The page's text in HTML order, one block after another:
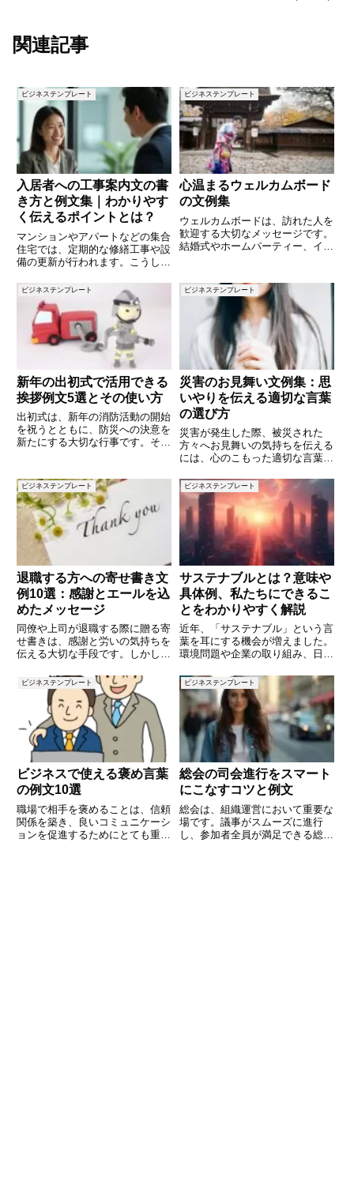
関連記事
ビジネステンプレート
入居者への工事案内文の書
き方と例文集｜わかりやす
く伝えるポイントとは？
マンションやアパートなどの集合
住宅では、定期的な修繕工事や設
備の更新が行われます。こうした
の案内は欠かせません。伝え方を
間違えるとトラブルの原因になる
こともあるため、丁寧かつ正確な
案内が必要です。この記事では、
ビジネステンプレート
心温まるウェルカムボード
の文例集
ウェルカムボードは、訪れた人を
歓迎する大切なメッセージです。
結婚式やホームパーティー、イベ
ーションに合わせて使えるウェル
カムボードの文例を紹介します。
心を込めてゲストを迎えるための
ビジネステンプレート
新年の出初式で活用できる
挨拶例文5選とその使い方
出初式は、新年の消防活動の開始
を祝うとともに、防災への決意を
新たにする大切な行事です。その
る重要な役割を担います。本記事
では、出初式で使用できる挨拶例
文を5つご紹介し、それぞれの正
ビジネステンプレート
災害のお見舞い文例集：思
いやりを伝える適切な言葉
の選び方
災害が発生した際、被災された
方々へお見舞いの気持ちを伝える
には、心のこもった適切な言葉が
えれば良いのか迷うこともあるで
しょう。この記事では、災害のお
見舞いをする際に役立つ文例を
10個ご紹介します。言葉の選び
方や
ビジネステンプレート
退職する方への寄せ書き文
例10選：感謝とエールを込
めたメッセージ
同僚や上司が退職する際に贈る寄
せ書きは、感謝と労いの気持ちを
伝える大切な手段です。しかし、
迷うこともあるでしょう。この記
事では、退職する方に贈る寄せ書
きの文例を10個ご紹介します。
心のこもったメッセージで、これ
ビジネステンプレート
サステナブルとは？意味や
具体例、私たちにできるこ
とをわかりやすく解説
近年、「サステナブル」という言
葉を耳にする機会が増えました。
環境問題や企業の取り組み、日常
択」が求められています。しか
し、「サステナブル」とは具体的
にどういう意味なのでしょうか？
また、私たちの生活にどのように
関
ビジネステンプレート
ビジネスで使える褒め言葉
の例文10選
職場で相手を褒めることは、信頼
関係を築き、良いコミュニケーシ
ョンを促進するためにとても重要
ビジネステンプレート
総会の司会進行をスマート
にこなすコツと例文
総会は、組織運営において重要な
場です。議事がスムーズに進行
し、参加者全員が満足できる総会